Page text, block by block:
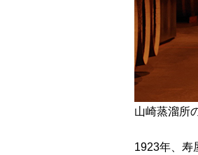
山崎蒸溜所
1923年、寿